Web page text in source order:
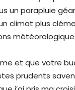
un parapluie
climat plus
et que votre
prudents